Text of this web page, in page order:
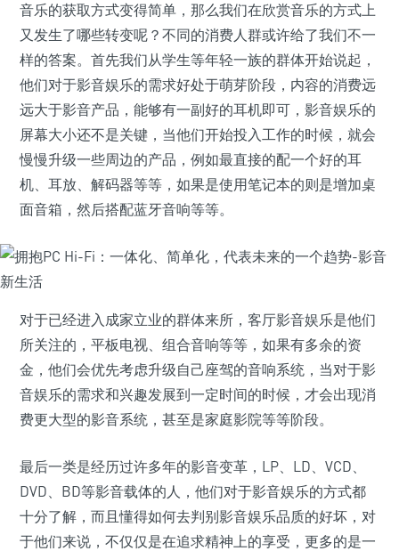
音乐的获取方式变得简单，那么我们在欣赏音乐的方式上
又发生了哪些转变呢？不同的消费人群或许给了我们不一
样的答案。首先我们从学生等年轻一族的群体开始说起，
他们对于影音娱乐的需求好处于萌芽阶段，内容的消费远
远大于影音产品，能够有一副好的耳机即可，影音娱乐的
屏幕大小还不是关键，当他们开始投入工作的时候，就会
慢慢升级一些周边的产品，例如最直接的配一个好的耳
机、耳放、解码器等等，如果是使用笔记本的则是增加桌
面音箱，然后搭配蓝牙音响等等。
对于已经进入成家立业的群体来所，客厅影音娱乐是他们
所关注的，平板电视、组合音响等等，如果有多余的资
金，他们会优先考虑升级自己座驾的音响系统，当对于影
音娱乐的需求和兴趣发展到一定时间的时候，才会出现消
费更大型的影音系统，甚至是家庭影院等等阶段。
最后一类是经历过许多年的影音变革，LP、LD、VCD、
DVD、BD等影音载体的人，他们对于影音娱乐的方式都
十分了解，而且懂得如何去判别影音娱乐品质的好坏，对
于他们来说，不仅仅是在追求精神上的享受，更多的是一